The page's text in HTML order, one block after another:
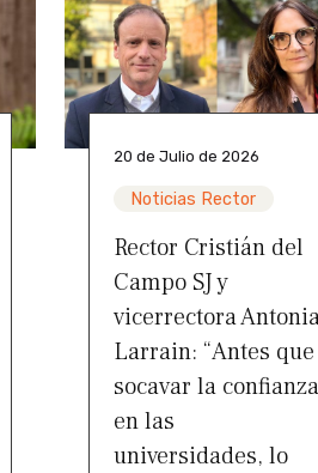
20 de Julio de 2026
Noticias Rector
Rector Cristián del
Campo SJ y
vicerrectora
Larrain: “Antes que
socavar la confianza
en las
universidades, lo